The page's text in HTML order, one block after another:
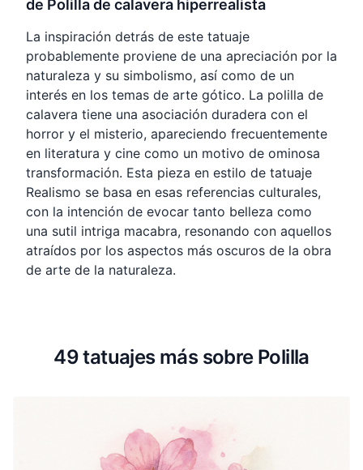
de Polilla de calavera hiperrealista
La inspiración detrás de este tatuaje
probablemente proviene de una apreciación por la
naturaleza y su simbolismo, así como de un
interés en los temas de arte gótico. La polilla de
calavera tiene una asociación duradera con el
horror y el misterio, apareciendo frecuentemente
en literatura y cine como un motivo de ominosa
transformación. Esta pieza en estilo de tatuaje
Realismo se basa en esas referencias culturales,
con la intención de evocar tanto belleza como
una sutil intriga macabra, resonando con aquellos
atraídos por los aspectos más oscuros de la obra
de arte de la naturaleza.
49 tatuajes más sobre Polilla